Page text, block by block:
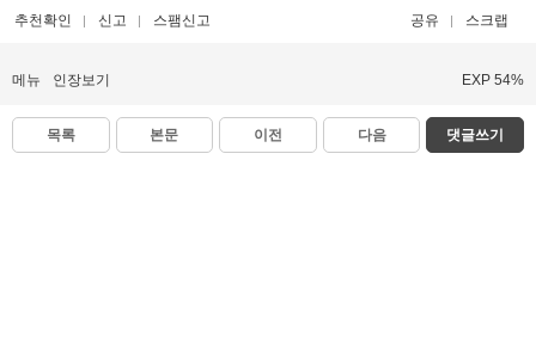
추천확인 신고 스팸신고 공유 스크랩
메뉴 인장보기 EXP 54%
목록 본문 이전 다음 댓글쓰기